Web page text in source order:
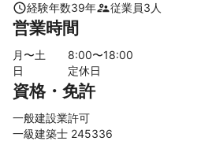
リフォームは近年主力工事となって
ストハウスにする改装も手がけており
アピールポイント
どんな小さな工事でも、お客様の立
思っております。
現場に出向き、最良のアドバイスが
ります。
経験年数39年 従業員3 人
営業時間
月〜土 8:00〜18:00
日
定休日
資格・免許
一般建設業許可
一級建築士 245336